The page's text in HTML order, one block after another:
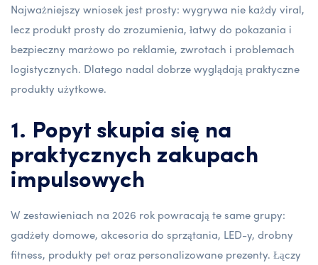
Najważniejszy wniosek jest prosty: wygrywa nie każdy viral,
lecz produkt prosty do zrozumienia, łatwy do pokazania i
bezpieczny marżowo po reklamie, zwrotach i problemach
logistycznych. Dlatego nadal dobrze wyglądają praktyczne
produkty użytkowe.
1. Popyt skupia się na
praktycznych zakupach
impulsowych
W zestawieniach na 2026 rok powracają te same grupy:
gadżety domowe, akcesoria do sprzątania, LED-y, drobny
fitness, produkty pet oraz personalizowane prezenty. Łączy